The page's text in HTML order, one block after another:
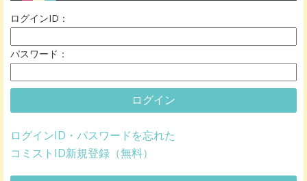
ログインID：
パスワード：
ログイン
ログインID・パスワードを忘れた
コミストID新規登録（無料）